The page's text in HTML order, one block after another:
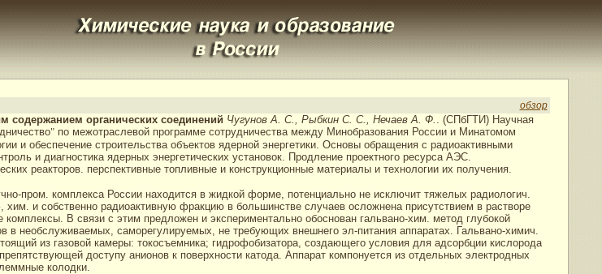
обзор
органических соединений Чугунов А. С., Рыбкин С. С., Нечаев А. Ф. . (СПбГТИ) Научная
"по межотраслевой программе сотрудничества между Минобразования России и Минатомом
и обеспечение строительства объектов ядерной энергетики. Основы обращения с радиоактивными
и диагностика ядерных энергетических установок. Продление проектного ресурса АЭС.
реакторов. перспективные топливные и конструкционные материалы и технологии их получения.
пром. комплекса России находится в жидкой форме, потенциально не исключит тяжелых радиологич.
и собственно радиоактивную фракцию в большинстве случаев осложнена присутствием в растворе
В связи с этим предложен и экспериментально обоснован гальвано-хим. метод глубокой
необслуживаемых, саморегулируемых, не требующих внешнего эл-питания аппаратах. Гальвано-химич.
из газовой камеры: токосъемника; гидрофобизатора, создающего условия для адсорбции кислорода
доступу анионов к поверхности катода. Аппарат компонуется из отдельных электродных
колодки.